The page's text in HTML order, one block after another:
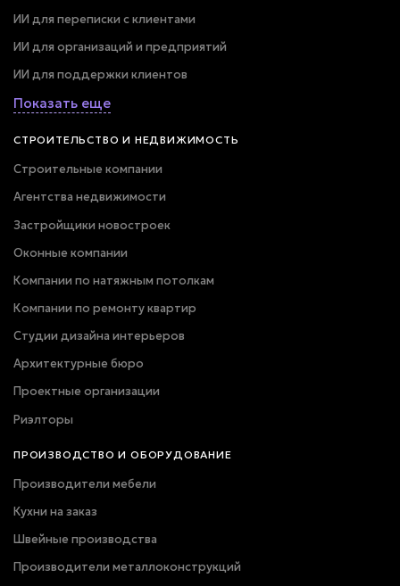
ИИ для переписки с клиентами
ИИ для организаций и предприятий
ИИ для поддержки клиентов
Показать еще
СТРОИТЕЛЬСТВО И НЕДВИЖИМОСТЬ
Строительные компании
Агентства недвижимости
Застройщики новостроек
Оконные компании
Компании по натяжным потолкам
Компании по ремонту квартир
Студии дизайна интерьеров
Архитектурные бюро
Проектные организации
Риэлторы
ПРОИЗВОДСТВО И ОБОРУДОВАНИЕ
Производители мебели
Кухни на заказ
Швейные производства
Производители металлоконструкций